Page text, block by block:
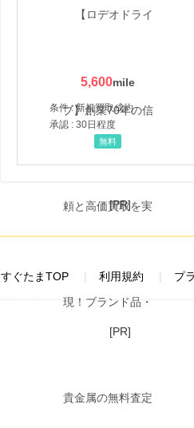
5,600
条件 : 新規買取成約
承認 : 30日程度
無料
[PR]
すぐたまTOP 利用規約 プ
[PR]